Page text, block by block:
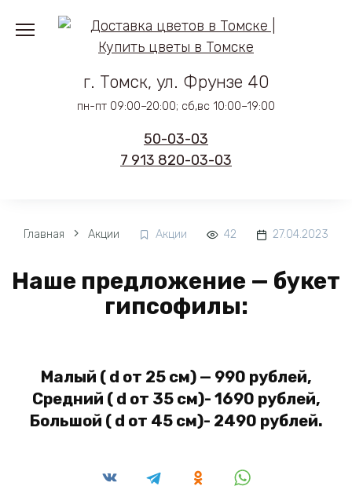
г. Томск, ул. Фрунзе 40
пн-пт 09:00–20:00; сб,вс 10:00–19:00
50-03-03
7 913 820-03-03
Главная Акции Акции 42 27.04.2023
Наше предложение — букет
гипсофилы:
Малый ( d от 25 см) — 990 рублей,
Средний ( d от 35 см)- 1690 рублей,
Большой ( d от 45 см)- 2490 рублей.